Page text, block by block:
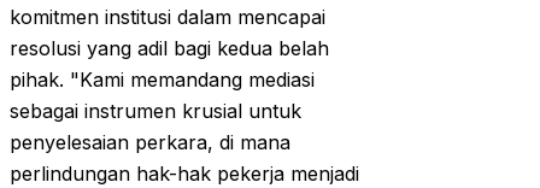
komitmen institusi dalam mencapai
resolusi yang adil bagi kedua belah
pihak. "Kami memandang mediasi
sebagai instrumen krusial untuk
penyelesaian perkara, di mana
perlindungan hak-hak pekerja menjadi